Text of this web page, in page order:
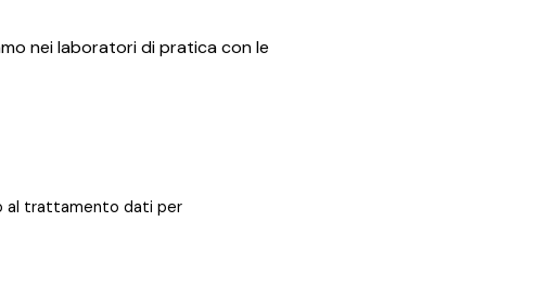
nei laboratori di pratica con le
al trattamento dati per